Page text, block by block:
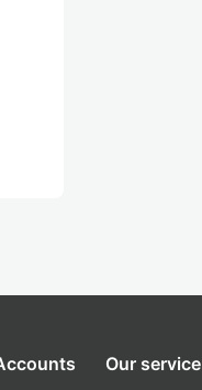
Our service